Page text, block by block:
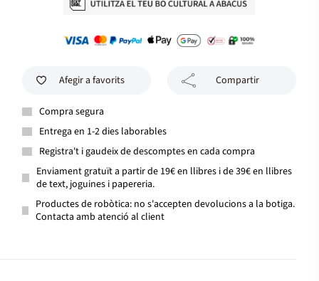
Afegir a favorits Compartir
Compra segura
Entrega en 1-2 dies laborables
Registra't i gaudeix de descomptes en cada compra
Enviament gratuït a partir de 19€ en llibres i de 39€ en llibres
de text, joguines i papereria.
Productes de robòtica: no s'accepten devolucions a la botiga.
Contacta amb atenció al client